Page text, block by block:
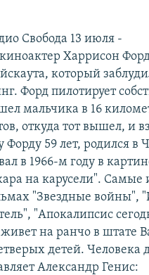
РАССЫЛКУ
РС
Свобода 13 июля -
Харрисон
который
Форд пилотирует
мальчика в 16
откуда тот вышел, и
Форду 59 лет, родился в
в 1966-м году в
на карусели". Самые
"Звездные войны",
"Апокалипсис
на ранчо в штате
детей. Человека
Александр Генис: